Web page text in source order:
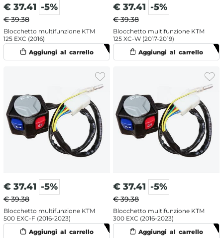
€ 37.41 -5%
€ 39.38
Blocchetto multifunzione KTM
125 EXC (2016)
€ 37.41 -5%
€ 39.38
Blocchetto multifunzione KTM
125 XC-W (2017-2019)
€ 37.41 -5%
€ 39.38
Blocchetto multifunzione KTM
500 EXC-F (2016-2023)
€ 37.41 -5%
€ 39.38
Blocchetto multifunzione KTM
300 EXC (2016-2023)